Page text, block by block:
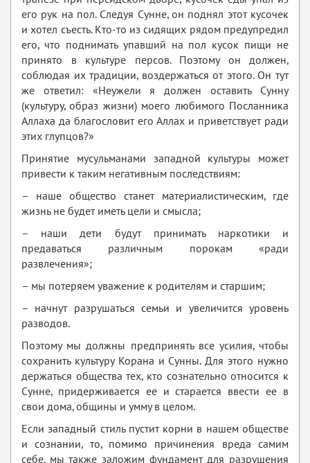
его рук на пол. Следуя Сунне, он поднял этот кусочек
и хотел съесть. Кто-то из сидящих рядом предупредил
его, что поднимать упавший на пол кусок пищи не
принято в культуре персов. Поэтому он должен,
соблюдая их традиции, воздержаться от этого. Он тут
же ответил: «Неужели я должен оставить Сунну
(культуру, образ жизни) моего любимого Посланника
Аллаха да благословит его Аллах и приветствует ради
этих глупцов?»
Принятие мусульманами западной культуры может
привести к таким негативным последствиям:
– наше общество станет материалистическим, где
жизнь не будет иметь цели и смысла;
– наши дети будут принимать наркотики и
предаваться различным порокам «ради
развлечения»;
– мы потеряем уважение к родителям и старшим;
– начнут разрушаться семьи и увеличится уровень
разводов.
Поэтому мы должны предпринять все усилия, чтобы
сохранить культуру Корана и Сунны. Для этого нужно
держаться общества тех, кто сознательно относится к
Сунне, придерживается ее и старается ввести ее в
свои дома, общины и умму в целом.
Если западный стиль пустит корни в нашем обществе
и сознании, то, помимо причинения вреда самим
себе, мы также заложим фундамент для разрушения